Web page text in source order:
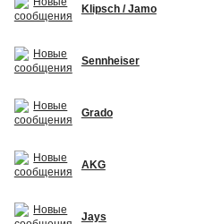
Klipsch / Jamo
Sennheiser
Grado
AKG
Jays